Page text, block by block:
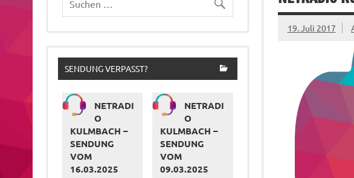
19. Juli 2017
SENDUNG VERPASST?
NETRADI
O
KULMBACH –
SENDUNG
VOM
16.03.2025
NETRADI
O
KULMBACH –
SENDUNG
VOM
09.03.2025